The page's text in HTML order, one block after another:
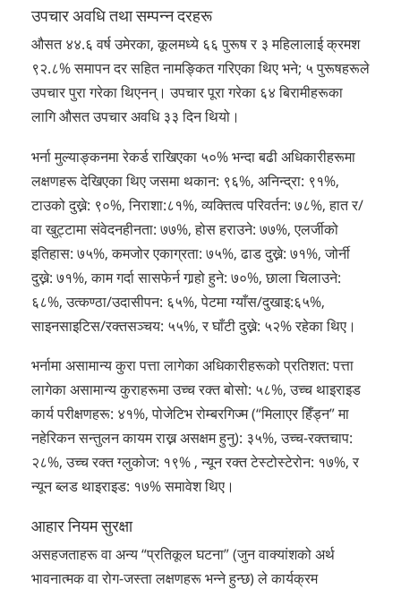
उपचार अवधि तथा सम्पन्न दरहरू
औसत ४४.६ वर्ष उमेरका, कूलमध्ये ६६ पुरूष र ३ महिलालाई क्रमश
९२.८% समापन दर सहित नामङ्कित गरिएका थिए भने; ५ पुरूषहरूले
उपचार पुरा गरेका थिएनन्। उपचार पूरा गरेका ६४ बिरामीहरूका
लागि औसत उपचार अवधि ३३ दिन थियो।
भर्ना मुल्याङ्कनमा रेकर्ड राखिएका ५०% भन्दा बढी अधिकारीहरूमा
लक्षणहरू देखिएका थिए जसमा थकान: ९६%, अनिन्द्रा: ९१%,
टाउको दुख्ने: ९०%, निराशा:८१%, व्यक्तित्व परिवर्तन: ७८%, हात र/
वा खुट्टामा संवेदनहीनता: ७७%, होस हराउने: ७७%, एलर्जीको
इतिहास: ७५%, कमजोर एकाग्रता: ७५%, ढाड दुख्ने: ७१%, जोर्नी
दुख्ने: ७१%, काम गर्दा सासफेर्न गार्‍हो हुने: ७०%, छाला चिलाउने:
६८%, उत्कण्ठा/उदासीपन: ६५%, पेटमा ग्याँस/दुखाइ:६५%,
साइनसाइटिस/रक्तसञ्चय: ५५%, र घाँटी दुख्ने: ५२% रहेका थिए।
भर्नामा असामान्य कुरा पत्ता लागेका अधिकारीहरूको प्रतिशत: पत्ता
लागेका असामान्य कुराहरूमा उच्च रक्त बोसो: ५८%, उच्च थाइराइड
कार्य परीक्षणहरू: ४१%, पोजेटिभ रोम्बरगिज्म (“मिलाएर हिँड्न” मा
नहेरिकन सन्तुलन कायम राख्न असक्षम हुनु): ३५%, उच्च-रक्तचाप:
२८%, उच्च रक्त ग्लुकोज: १९% , न्यून रक्त टेस्टोस्टेरोन: १७%, र
न्यून ब्लड थाइराइड: १७% समावेश थिए।
आहार नियम सुरक्षा
असहजताहरू वा अन्य “प्रतिकूल घटना” (जुन वाक्यांशको अर्थ
भावनात्मक वा रोग-जस्ता लक्षणहरू भन्ने हुन्छ) ले कार्यक्रम